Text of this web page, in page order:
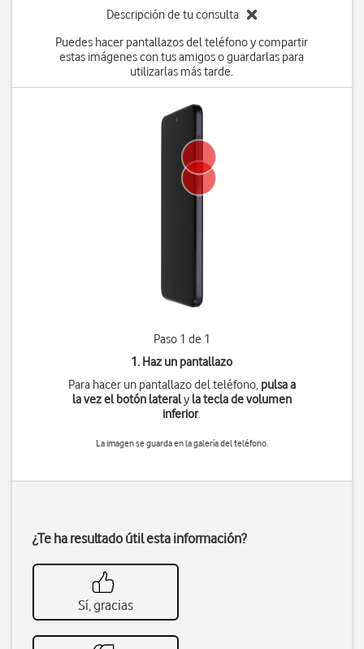
Descripción de tu consulta
Puedes hacer pantallazos del teléfono y compartir
estas imágenes con tus amigos o guardarlas para
utilizarlas más tarde.
Paso 1 de 1
1. Haz un pantallazo
Para hacer un pantallazo del teléfono, pulsa a
la vezel botón lateraly la tecla de volumen
inferior.
La imagen se guarda en la galería del teléfono.
¿Te ha resultado útil esta información?
Sí, gracias